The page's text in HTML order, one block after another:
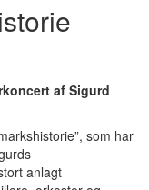
af Sigurd
som har
anlagt